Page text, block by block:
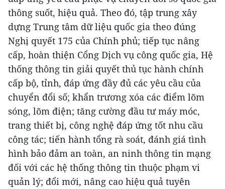
thông suốt, hiệu quả. Theo đó, tập trung xây
dựng Trung tâm dữ liệu quốc gia theo đúng
Nghị quyết 175 của Chính phủ; tiếp tục nâng
cấp, hoàn thiện Cổng Dịch vụ công quốc gia, Hệ
thống thông tin giải quyết thủ tục hành chính
cấp bộ, tỉnh, đáp ứng đầy đủ các yêu cầu của
chuyển đổi số; khẩn trương xóa các điểm lõm
sóng, lõm điện; tăng cường đầu tư máy móc,
trang thiết bị, công nghệ đáp ứng tốt nhu cầu
công tác; tiến hành tổng rà soát, đánh giá tình
hình bảo đảm an toàn, an ninh thông tin mạng
đối với các hệ thống thông tin thuộc phạm vi
quản lý; đổi mới, nâng cao hiệu quả tuyên